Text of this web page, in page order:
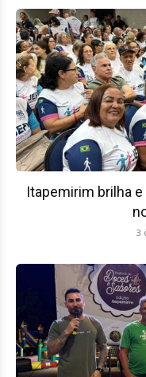
Itapemirim brilha
3